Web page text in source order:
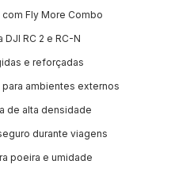
Fly More Combo
DJI RC 2 e RC-N
e reforçadas
ambientes externos
de alta densidade
durante viagens
poeira e umidade